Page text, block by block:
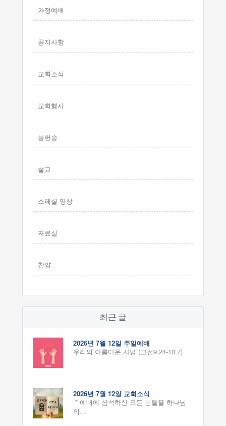
가정예배
공지사항
교회소식
교회행사
봉헌송
설교
스페셜 영상
자료실
찬양
최근 글
2026년 7월 12일 주일예배
우리의 아름다운 사명 (고전9:24-10:7)
2026년 7월 12일 교회소식
* 예배에 참석하신 모든 분들을 하나님
의…